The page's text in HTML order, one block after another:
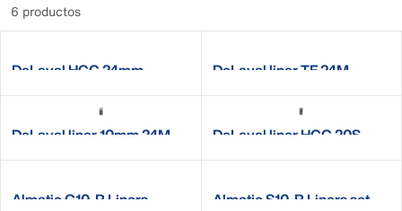
6 productos
DeLaval HCC 24mm DeLaval liner TF 24M
DeLaval liner 10mm 24M DeLaval liner HCC 20S
Almatic G10-R Liners Almatic S10-R Liners set